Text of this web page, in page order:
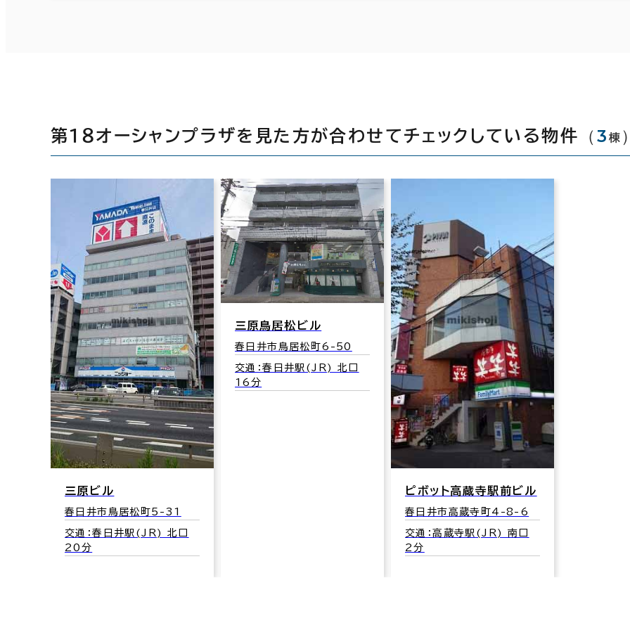
第１８オーシャンプラザを見た方が合わせてチェックしている物件 （3 棟
三原ビル
春日井市鳥居松町5-31
交通：春日井駅(JR) 北口
20分
三原鳥居松ビル
春日井市鳥居松町6-50
交通：春日井駅(JR) 北口
16分
ピボット高蔵寺駅前ビル
春日井市高蔵寺町4-8-6
交通：高蔵寺駅(JR) 南口
2分